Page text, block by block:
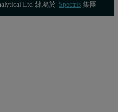
Ltd 隸屬於 Spectris集團